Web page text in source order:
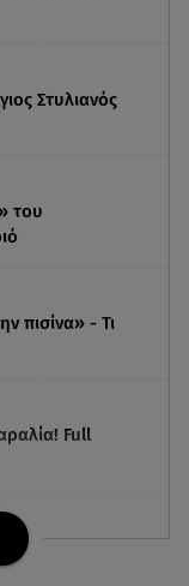
Στυλιανός
του
πισίνα» - Τι
Full
BMW i3